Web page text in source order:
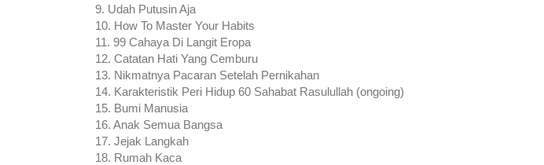
9. Udah Putusin Aja
10. How To Master Your Habits
11. 99 Cahaya Di Langit Eropa
12. Catatan Hati Yang Cemburu
13. Nikmatnya Pacaran Setelah Pernikahan
14. Karakteristik Peri Hidup 60 Sahabat Rasulullah (ongoing)
15. Bumi Manusia
16. Anak Semua Bangsa
17. Jejak Langkah
18. Rumah Kaca